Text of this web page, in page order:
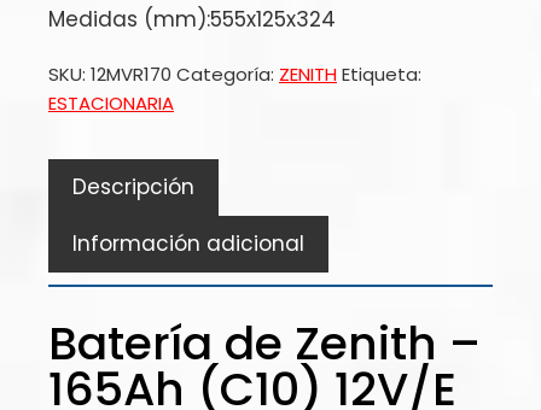
Medidas (mm):555x125x324
SKU: 12MVR170 Categoría: ZENITHEtiqueta:
ESTACIONARIA
Descripción
Información adicional
Batería de Zenith –
165Ah (C10) 12V/E